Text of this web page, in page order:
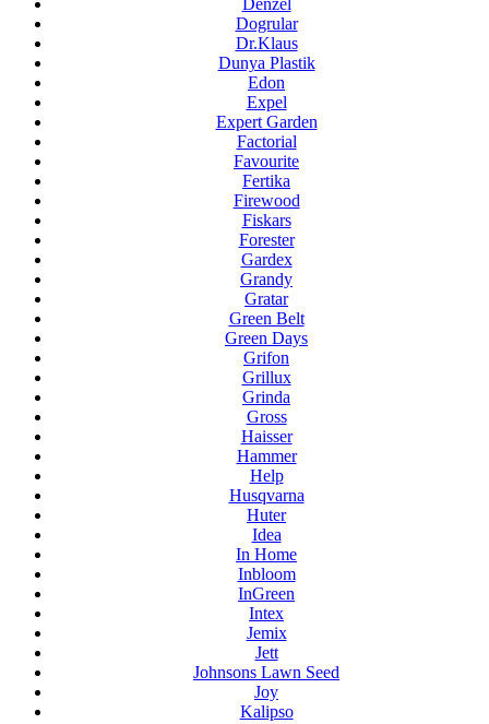
Denzel
Dogrular
Dr.Klaus
Dunya Plastik
Edon
Expel
Expert Garden
Factorial
Favourite
Fertika
Firewood
Fiskars
Forester
Gardex
Grandy
Gratar
Green Belt
Green Days
Grifon
Grillux
Grinda
Gross
Haisser
Hammer
Help
Husqvarna
Huter
Idea
In Home
Inbloom
InGreen
Intex
Jemix
Jett
Johnsons Lawn Seed
Joy
Kalipso